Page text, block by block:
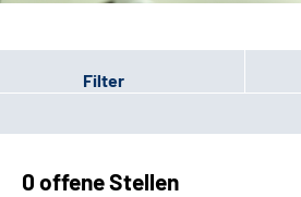
Filter
0 offene Stellen